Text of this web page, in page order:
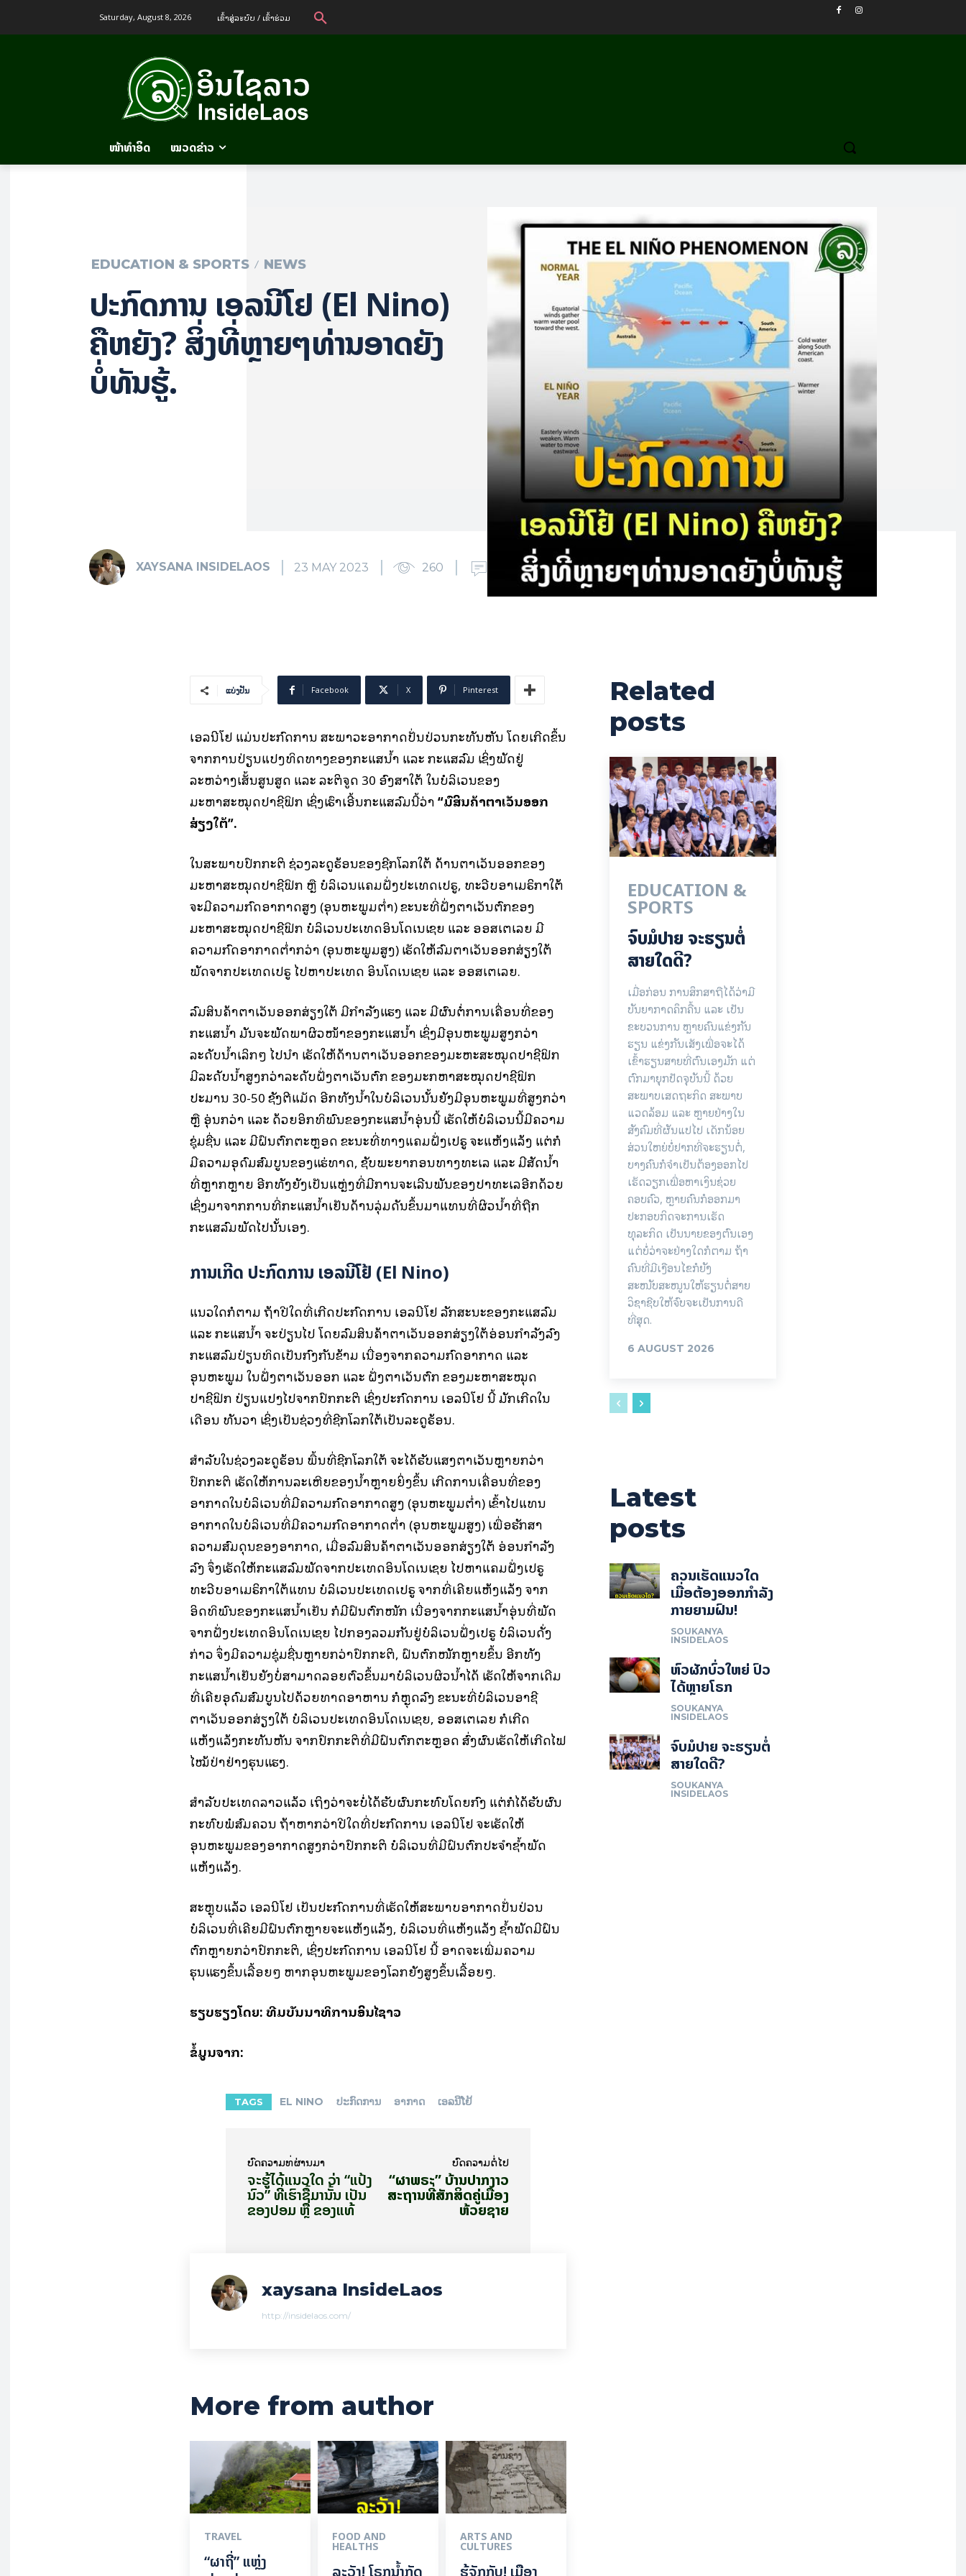
Saturday, August 8, 2026 ເຂົ້າ​ສູ່​ລະ​ບົບ / ເຂົ້າ​ຮ່ວມ
ໜ້າທຳອິດ ໝວດຂ່າວ
EDUCATION & SPORTS NEWS
ປະກົດການ ເອລນີໂຢ້ (El Nino)
ຄືຫຍັງ? ສິ່ງທີ່ຫຼາຍໆທ່ານອາດຍັງ
ບໍ່ທັນຮູ້.
XAYSANA INSIDELAOS 23 MAY 2023 260
ແບ່ງປັນ Facebook X Pinterest
ເອລນີໂຢ້ ແມ່ນປະກົດການ ສະພາວະອາກາດປັ່ນປ່ວນກະທັນຫັນ ໂດຍເກີດຂຶ້ນ
ຈາກການປ່ຽນແປງທິດທາງຂອງກະແສນ້ຳ ແລະ ກະແສລົມ ເຊິ່ງພັດຢູ່
ລະຫວ່າງເສັ້ນສູນສູດ ແລະ ລະຕິຈູດ 30 ອົງສາໃຕ້ ໃນບໍລິເວນຂອງ
ມະຫາສະໝຸດປາຊີຟິກ ເຊິ່ງເຮົາເອີ້ນກະແສລົມນີ້ວ່າ“ລົມສິນຄ້າຕາເວັນອອກ
ສ່ຽງໃຕ້”.
ໃນສະພາບປົກກະຕິ ຊ່ວງລະດູຮ້ອນຂອງຊີກໂລກໃຕ້ ດ້ານຕາເວັນອອກຂອງ
ມະຫາສະໝຸດປາຊີຟິກ ຫຼື ບໍລິເວນແຄມຝັ່ງປະເທດເປຣູ, ທະວີບອາເມຣິກາໃຕ້
ຈະມີຄວາມກົດອາກາດສູງ (ອຸນຫະພູມຕ່ຳ) ຂະນະທີ່ຝັ່ງຕາເວັນຕົກຂອງ
ມະຫາສະໝຸດປາຊີຟິກ ບໍລິເວນປະເທດອິນໂດເນເຊຍ ແລະ ອອສເຕເລຍ ມີ
ຄວາມກົດອາກາດຕ່ຳກວ່າ (ອຸນຫະພູມສູງ) ເຮັດໃຫ້ລົມຕາເວັນອອກສ່ຽງໃຕ້
ພັດຈາກປະເທດເປຣູ ໄປຫາປະເທດ ອິນໂດເນເຊຍ ແລະ ອອສເຕເລຍ.
ລົມສິນຄ້າຕາເວັນອອກສ່ຽງໃຕ້ ມີກຳລັງແຮງ ແລະ ມີຜົນຕໍ່ການເຄື່ອນທີ່ຂອງ
ກະແສນ້ຳ ມັນຈະພັດພາຜິວໜ້າຂອງກະແສນ້ຳ ເຊິ່ງມີອຸນຫະພູມສູງກວ່າ
ລະດັບນ້ຳເລິກໆ ໄປນຳ ເຮັດໃຫ້ດ້ານຕາເວັນອອກຂອງມະຫະສະໝຸດປາຊີຟິກ
ມີລະດັບນ້ຳສູງກວ່າລະດັບຝັ່ງຕາເວັນຕົກ ຂອງມະກຫາສະໝຸດປາຊີຟິກ
ປະມານ 30-50 ຊັງຕີແມັດ ອີກທັງນ້ຳໃນບໍລິເວນນັ້ນຍັງມີອຸນຫະພູມທີ່ສູງກວ່າ
ຫຼື ອຸ່ນກວ່າ ແລະ ດ້ວຍອິກທິພົນຂອງກະແສນ້ຳອຸ່ນນີ້ ເຮັດໃຫ້ບໍລິເວນນີ້ມີຄວາມ
ຊຸ່ມຊື່ນ ແລະ ມີຝົນຕົກຕະຫຼອດ ຂະນະທີ່ທາງແຄມຝັ່ງເປຣູ ຈະແຫ້ງແລ້ງ ແຕ່ກໍ
ມີຄວາມອຸດົມສົມບູນຂອງແຮ່ທາດ, ຊັບພະຍາກອນທາງທະເລ ແລະ ມີສັດນ້ຳ
ທີ່ຫຼາກຫຼາຍ ອີກທັງຍັງເປັນແຫຼ່ງທີ່ມີການຈະເລີນພັນຂອງປາທະເລອີກດ້ວຍ
ເຊິ່ງມາຈາກການທີ່ກະແສນ້ຳເຢັນດ້ານລຸ່ມດັນຂຶ້ນມາແທນທີ່ຜິວນ້ຳທີ່ຖືກ
ກະແສລົມພັດໄປນັ້ນເອງ.
ການເກີດ ປະກົດການ ເອລນີໂຢ້ (El Nino)
ແນວໃດກໍຕາມ ຖ້າປີໃດທີ່ເກີດປະກົດການ ເອລນີໂຢ້ ລັກສະນະຂອງກະແສລົມ
ແລະ ກະແສນ້ຳ ຈະປ່ຽນໄປ ໂດຍລົມສິນຄ້າຕາເວັນອອກສ່ຽງໃຕ້ອ່ອນກຳລັງລົງ
ກະແສລົມປ່ຽນທິດເປັນກົງກັນຂ້າມ ເນື່ອງຈາກຄວາມກົດອາກາດ ແລະ
ອຸນຫະພູມ ໃນຝັ່ງຕາເວັນອອກ ແລະ ຝັ່ງຕາເວັນຕົກ ຂອງມະຫາສະໝຸດ
ປາຊີຟິກ ປ່ຽນແປງໄປຈາກປົກກະຕິ ເຊິ່ງປະກົດການ ເອລນີໂຢ້ ນີ້ ມັກເກີດໃນ
ເດືອນ ທັນວາ ເຊິ່ງເປັນຊ່ວງທີ່ຊີກໂລກໃຕ້ເປັນລະດູຮ້ອນ.
ສຳລັບໃນຊ່ວງລະດູຮ້ອນ ພື້ນທີ່ຊີກໂລກໃຕ້ ຈະໄດ້ຮັບແສງຕາເວັນຫຼາຍກວ່າ
ປົກກະຕິ ເຮັດໃຫ້ການລະເຫີຍຂອງນ້ຳຫຼາຍຍິ່ງຂຶ້ນ ເກີດການເຄື່ອນທີ່ຂອງ
ອາກາດໃນບໍລິເວນທີ່ມີຄວາມກົດອາກາດສູງ (ອຸນຫະພູມຕ່ຳ) ເຂົ້າໄປແທນ
ອາກາດໃນບໍລິເວນທີ່ມີຄວາມກົດອາກາດຕ່ຳ (ອຸນຫະພູມສູງ) ເພື່ອຮັກສາ
ຄວາມສົມດຸນຂອງອາກາດ, ເມື່ອລົມສິນຄ້າຕາເວັນອອກສ່ຽງໃຕ້ ອ່ອນກຳລັງ
ລົງ ຈຶ່ງເຮັດໃຫ້ກະແສລົມພັດຈາກປະເທດອິນໂດເນເຊຍ ໄປຫາແຄມຝັ່ງເປຣູ
ທະວີບອາເມຣິກາໃຕ້ແທນ ບໍລິເວນປະເທດເປຣູ ຈາກທີ່ເຄີຍແຫ້ງແລ້ງ ຈາກ
ອິດທິພົນຂອງກະແສນ້ຳເຢັນ ກໍມີຝົນຕົກໜັກ ເນື່ອງຈາກກະແສນ້ຳອຸ່ນທີ່ພັດ
ຈາກຝັ່ງປະເທດອິນໂດເນເຊຍ ໄປກອງລວມກັນຢູ່ບໍລິເວນຝັ່ງເປຣູ ບໍລິເວນດັ່ງ
ກ່າວ ຈຶ່ງມີຄວາມຊຸ່ມຊື່ນຫຼາຍກວ່າປົກກະຕິ, ຝົນຕົກໜັກຫຼາຍຂຶ້ນ ອີກທັງ
ກະແສນ້ຳເຢັນຍັງບໍ່ສາມາດລອຍຕົວຂຶ້ນມາບໍລິເວນຜິວນ້ຳໄດ້ ເຮັດໃຫ້ຈາກເດີມ
ທີ່ເຄີຍອຸດົມສົມບູນໄປດ້ວຍທາດອາຫານ ກໍຫຼຸດລົງ ຂະນະທີ່ບໍລິເວນອາຊີ
ຕາເວັນອອກສ່ຽງໃຕ້ ບໍລິເວນປະເທດອິນໂດເນເຊຍ, ອອສເຕເລຍ ກໍເກີດ
ແຫ້ງແລ້ງກະທັນຫັນ ຈາກປົກກະຕິທີ່ມີຝົນຕົກຕະຫຼອດ ສົ່ງຜົນເຮັດໃຫ້ເກີດໄຟ
ໄໝ້ປ່າຢ່າງຮຸນແຮງ.
ສຳລັບປະເທດລາວແລ້ວ ເຖິງວ່າຈະບໍ່ໄດ້ຮັບຜົນກະທົບໂດຍກົງ ແຕ່ກໍໄດ້ຮັບຜົນ
ກະທົບພໍສົມຄວນ ຖ້າຫາກວ່າປີໃດທີ່ປະກົດການ ເອລນີໂຢ້ ຈະເຮັດໃຫ້
ອຸນຫະພູມຂອງອາກາດສູງກວ່າປົກກະຕິ ບໍລິເວນທີ່ມີຝົນຕົກປະຈຳຊ້ຳພັດ
ແຫ້ງແລ້ງ.
ສະຫຼຸບແລ້ວ ເອລນີໂຢ້ ເປັນປະກົດການທີ່ເຮັດໃຫ້ສະພາບອາກາດປັ່ນປ່ວນ
ບໍລິເວນທີ່ເຄີຍມີຝົນຕົກຫຼາຍຈະແຫ້ງແລ້ງ, ບໍລິເວນທີ່ແຫ້ງແລ້ງ ຊ້ຳພັດມີຝົນ
ຕົກຫຼາຍກວ່າປົກກະຕິ, ເຊິ່ງປະກົດການ ເອລນີໂຢ້ ນີ້ ອາດຈະເພີ່ມຄວາມ
ຮຸນແຮງຂຶ້ນເລື້ອຍໆ ຫາກອຸນຫະພູມຂອງໂລກຍັງສູງຂຶ້ນເລື້ອຍໆ.
ຮຽບຮຽງໂດຍ: ທີມບັນນາທິການອິນໄຊລາວ
ຂໍ້ມູນຈາກ:
TAGS EL NINO ປະກົດການ ອາກາດ ເອລນີໂຢ້
ບົດ​ຄວາມ​ທີ່​ຜ່ານ​ມາ
ຈະຮູ້ໄດ້ແນວໃດ ວ່າ “ແປ້ງ
ນົວ” ທີ່ເຮົາຊື້ມານັ້ນ ເປັນ
ຂອງປອມ ຫຼື ຂອງແທ້
ບົດ​ຄວາມ​ຕໍ່​ໄປ
“ຜາພຣະ” ບ້ານປາກງາວ
ສະຖານທີ່ສັກສິດຄູ່ເມືອງ
ຫ້ວຍຊາຍ
xaysana InsideLaos
http://insidelaos.com/
More from author
TRAVEL
“ຜາຖີ່” ແຫຼ່ງ
FOOD AND
HEALTHS
ລະວັງ! ໂຣກນ້ຳກັດ
ARTS AND
CULTURES
ຮູ້ຈັກກັບ! ເມືອງ
Related
posts
EDUCATION &
SPORTS
ຈົບມໍປາຍ ຈະຮຽນຕໍ່
ສາຍໃດດີ?
ເມື່ອກ່ອນ ການສຶກສາຖືໄດ້ວ່າມີ
ບັນຍາກາດຄຶກຄື້ນ ແລະ ເປັນ
ຂະບວນການ ຫຼາຍຄົນແຂ່ງກັນ
ຮຽນ ແຂ່ງກັນເສັງເພື່ອຈະໄດ້
ເຂົ້າຮຽນສາຍທີ່ຕົນເອງມັກ ແຕ່
ຕົກມາຍຸກປັດຈຸບັນນີ້ ດ້ວຍ
ສະພາບເສດຖະກິດ ສະພາບ
ແວດລ້ອມ ແລະ ຫຼາຍຢ່າງໃນ
ສັງຄົມທີ່ຜັນແປໄປ ເດັກນ້ອຍ
ສ່ວນໃຫຍ່ບໍ່ຢາກທີ່ຈະຮຽນຕໍ່,
ບາງຄົນກໍຈຳເປັນຕ້ອງອອກໄປ
ເຮັດວຽກເພື່ອຫາເງິນຊ່ວຍ
ຄອບຄົວ, ຫຼາຍຄົນກໍອອກມາ
ປະກອບກິດຈະການເຮັດ
ທຸລະກິດ ເປັນນາຍຂອງຕົນເອງ
ແຕ່ບໍ່ວ່າຈະຢ່າງໃດກໍຕາມ ຖ້າ
ຄົນທີ່ມີເງືອນໄຂກໍຍັງ
ສະໜັບສະໜູນໃຫ້ຮຽນຕໍ່ສາຍ
ວິຊາຊີບໃຫ້ຈົບຈະເປັນການດີ
ທີ່ສຸດ.
6 AUGUST 2026
Latest
posts
ຄວນເຮັດແນວໃດ
ເມື່ອຕ້ອງອອກກຳລັງ
ກາຍຍາມຝົນ!
SOUKANYA
INSIDELAOS
ຫົວຜັກບົ່ວໃຫຍ່ ປົວ
ໄດ້ຫຼາຍໂຣກ
SOUKANYA
INSIDELAOS
ຈົບມໍປາຍ ຈະຮຽນຕໍ່
ສາຍໃດດີ?
SOUKANYA
INSIDELAOS